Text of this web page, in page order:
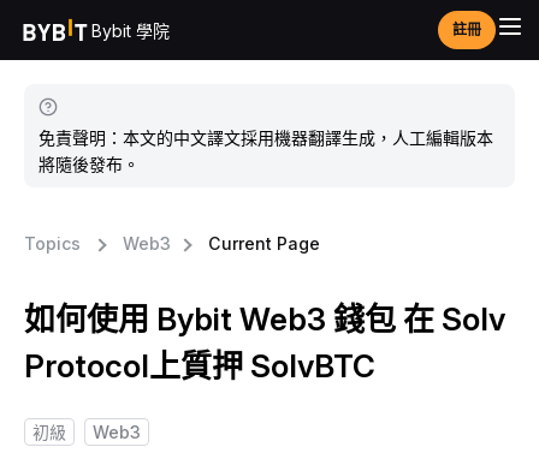
Bybit 學院 註冊
免責聲明：本文的中文譯文採用機器翻譯生成，人工編輯版本
將隨後發布。
Topics Web3 Current Page
如何使用 Bybit Web3 錢包 在 Solv
Protocol上質押 SolvBTC
初級
Web3